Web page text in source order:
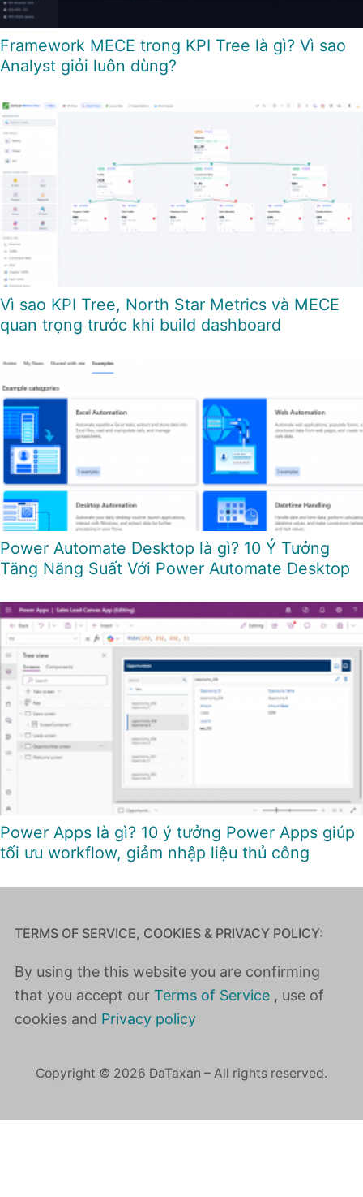
Framework MECE trong KPI Tree là gì? Vì sao
Analyst giỏi luôn dùng?
Vì sao KPI Tree, North Star Metrics và MECE
quan trọng trước khi build dashboard
Power Automate Desktop là gì? 10 Ý Tưởng
Tăng Năng Suất Với Power Automate Desktop
Power Apps là gì? 10 ý tưởng Power Apps giúp
tối ưu workflow, giảm nhập liệu thủ công
TERMS OF SERVICE, COOKIES & PRIVACY POLICY:
By using the this website you are confirming
that you accept our Terms of Service , use of
cookies and Privacy policy
Copyright © 2026 DaTaxan – All rights reserved.